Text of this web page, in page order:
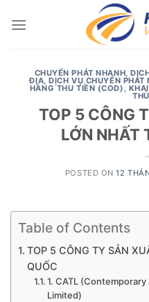
CHUYỂN PHÁT NHANH,
ĐỊA,DỊCH VỤ CHUYỂN PHÁT
HÀNG THU TIỀN (COD) ,
TOP 5 CÔNG
LỚN NHẤT
POSTED ON12
Table of Contents
TOP 5 CÔNG TY SẢN
QUỐC
1. CATL
Limited)